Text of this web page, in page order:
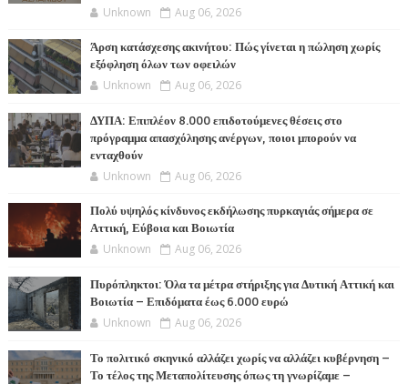
Unknown Aug 06, 2026
Άρση κατάσχεσης ακινήτου: Πώς γίνεται η πώληση χωρίς
εξόφληση όλων των οφειλών
Unknown Aug 06, 2026
ΔΥΠΑ: Επιπλέον 8.000 επιδοτούμενες θέσεις στο
πρόγραμμα απασχόλησης ανέργων, ποιοι μπορούν να
ενταχθούν
Unknown Aug 06, 2026
Πολύ υψηλός κίνδυνος εκδήλωσης πυρκαγιάς σήμερα σε
Αττική, Εύβοια και Βοιωτία
Unknown Aug 06, 2026
Πυρόπληκτοι: Όλα τα μέτρα στήριξης για Δυτική Αττική και
Βοιωτία – Επιδόματα έως 6.000 ευρώ
Unknown Aug 06, 2026
Το πολιτικό σκηνικό αλλάζει χωρίς να αλλάζει κυβέρνηση –
Το τέλος της Μεταπολίτευσης όπως τη γνωρίζαμε –